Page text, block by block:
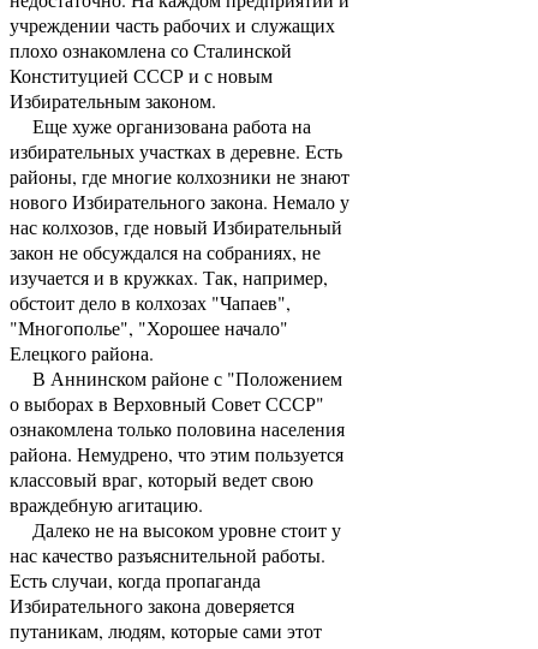
учреждении часть рабочих и служащих
плохо ознакомлена со Сталинской
Конституцией СССР и с новым
Избирательным законом.
Еще хуже организована работа на
избирательных участках в деревне. Есть
районы, где многие колхозники не знают
нового Избирательного закона. Немало у
нас колхозов, где новый Избирательный
закон не обсуждался на собраниях, не
изучается и в кружках. Так, например,
обстоит дело в колхозах "Чапаев",
"Многополье", "Хорошее начало"
Елецкого района.
В Аннинском районе с "Положением
о выборах в Верховный Совет СССР"
ознакомлена только половина населения
района. Немудрено, что этим пользуется
классовый враг, который ведет свою
враждебную агитацию.
Далеко не на высоком уровне стоит у
нас качество разъяснительной работы.
Есть случаи, когда пропаганда
Избирательного закона доверяется
путаникам, людям, которые сами этот